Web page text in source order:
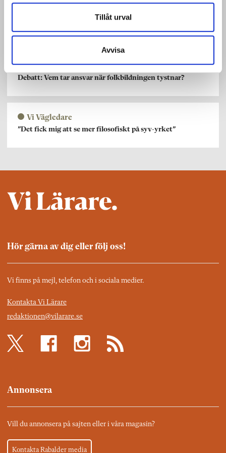
Tillåt urval
Avvisa
Folkhögskolan
Debatt: Vem tar ansvar när folkbildningen tystnar?
Vi Vägledare
”Det fick mig att se mer filosofiskt på syv-yrket”
Hör gärna av dig eller följ oss!
Vi finns på mejl, telefon och i sociala medier.
Kontakta Vi Lärare
redaktionen@vilarare.se
Annonsera
Vill du annonsera på sajten eller i våra magasin?
Kontakta Rabalder media